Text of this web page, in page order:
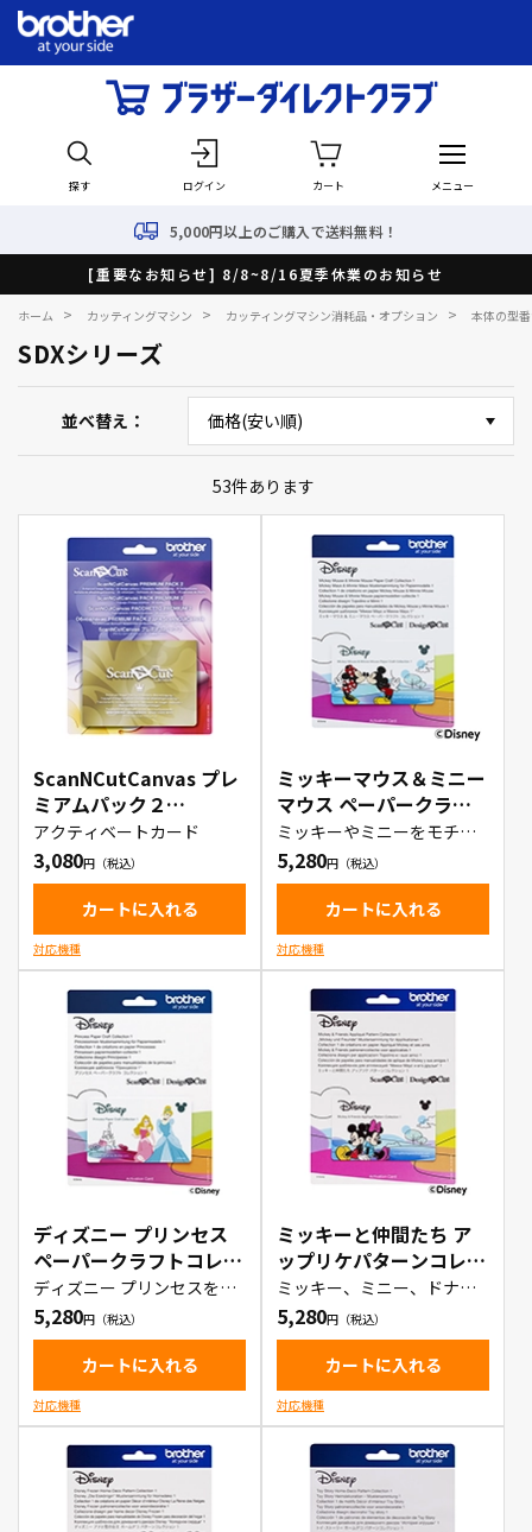
探す ログイン カート メニュー
5,000円以上のご購入で送料無料！
[重要なお知らせ] 8/8~8/16夏季休業のお知らせ
ホーム > カッティングマシン > カッティングマシン消耗品・オプション > 本体の型
SDXシリーズ
並べ替え
53件あります
ScanNCutCanvas プレ
ミアムパック２
（CACVPPAC2）
アクティベートカード
3,080
カートに入れる
対応機種
ミッキーマウス＆ミニー
マウス ペーパークラフ
トコレクション
1（CADSNP01）
ミッキーやミニーをモチー
フにオリジナルのスクラッ
プブックが作成できるデー
タ集
5,280
カートに入れる
対応機種
ディズニー プリンセス
ペーパークラフトコレク
ション1（CADSNP02）
ディズニー プリンセスをモ
チーフにしおりやカード、
封筒などを作成できるデー
タ集
5,280
カートに入れる
対応機種
ミッキーと仲間たち ア
ップリケパターンコレク
ション1（CADSNP03）
ミッキー、ミニー、ドナル
ド、デイジー、グーフィー
等ディズニーキャラクター
のデザインのデータが入っ
たカード
5,280
カートに入れる
対応機種